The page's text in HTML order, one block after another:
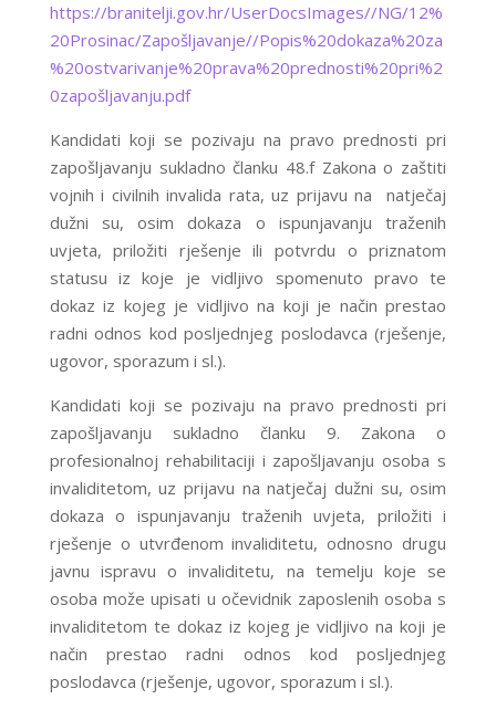
https://branitelji.gov.hr/UserDocsImages//NG/12%
20Prosinac/Zapošljavanje//Popis%20dokaza%20za
%20ostvarivanje%20prava%20prednosti%20pri%2
0zapošljavanju.pdf
Kandidati koji se pozivaju na pravo prednosti pri
zapošljavanju sukladno članku 48.f Zakona o zaštiti
vojnih i civilnih invalida rata, uz prijavu na natječaj
dužni su, osim dokaza o ispunjavanju traženih
uvjeta, priložiti rješenje ili potvrdu o priznatom
statusu iz koje je vidljivo spomenuto pravo te
dokaz iz kojeg je vidljivo na koji je način prestao
radni odnos kod posljednjeg poslodavca (rješenje,
ugovor, sporazum i sl.).
Kandidati koji se pozivaju na pravo prednosti pri
zapošljavanju sukladno članku 9. Zakona o
profesionalnoj rehabilitaciji i zapošljavanju osoba s
invaliditetom, uz prijavu na natječaj dužni su, osim
dokaza o ispunjavanju traženih uvjeta, priložiti i
rješenje o utvrđenom invaliditetu, odnosno drugu
javnu ispravu o invaliditetu, na temelju koje se
osoba može upisati u očevidnik zaposlenih osoba s
invaliditetom te dokaz iz kojeg je vidljivo na koji je
način prestao radni odnos kod posljednjeg
poslodavca (rješenje, ugovor, sporazum i sl.).